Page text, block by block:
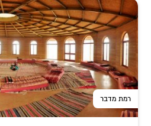
רמת מדבר